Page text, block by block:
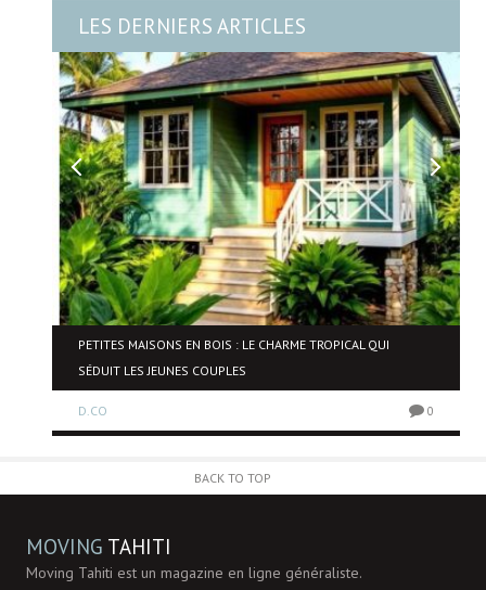
LES DERNIERS ARTICLES
PETITES MAISONS EN BOIS : LE CHARME TROPICAL QUI
SÉDUIT LES JEUNES COUPLES
D.CO 0
BACK TO TOP
MOVING TAHITI
Moving Tahiti est un magazine en ligne généraliste.